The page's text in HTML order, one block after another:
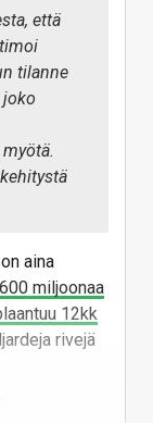
päässä
että
tilanne
aina
miljoonaa
12kk
rivejä